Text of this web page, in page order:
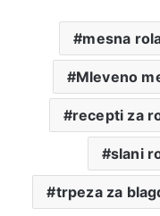
mesna
Mleveno
recepti za
slani
trpeza za